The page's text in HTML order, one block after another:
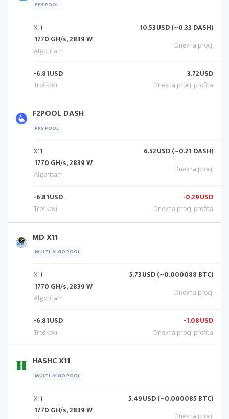
PPS POOL
X11
1770 GH/s, 2839 W
10.53USD (~0.33 DASH)
-6.81USD 3.72USD
F2POOL DASH
PPS POOL
X11
1770 GH/s, 2839 W
6.52USD (~0.21 DASH)
-6.81USD -0.29USD
MD X11
MULTI-ALGO POOL
X11
1770 GH/s, 2839 W
5.73USD (~0.000088 BTC)
-6.81USD -1.08USD
HASHC X11
MULTI-ALGO POOL
X11
1770 GH/s, 2839 W
5.49USD (~0.000085 BTC)